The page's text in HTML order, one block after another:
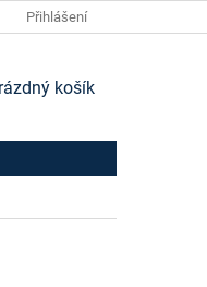
Přihlášení
košík